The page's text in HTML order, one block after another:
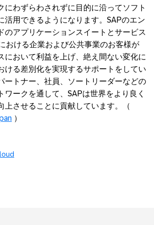
にわずらわされずに目的に沿ってソフト
活用できるようになります。SAPのエン
のアプリケーションスイートとサービス
おける企業および公共事業のお客様が
において利益を上げ、絶え間ない変化に
ける差別化を実現するサポートをしてい
ートナー、社員、ソートリーダーなどの
ワークを通して、SAPは世界をより良く
上させることに貢献しています。（
）